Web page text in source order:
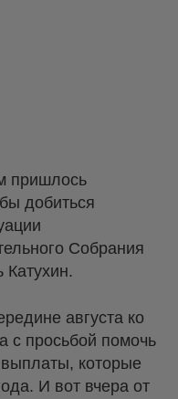
пришлось
добиться
Собрания
Катухин.
августа ко
с просьбой помочь
выплаты, которые
И вот вчера от